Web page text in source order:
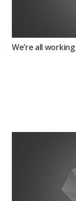
We’re all